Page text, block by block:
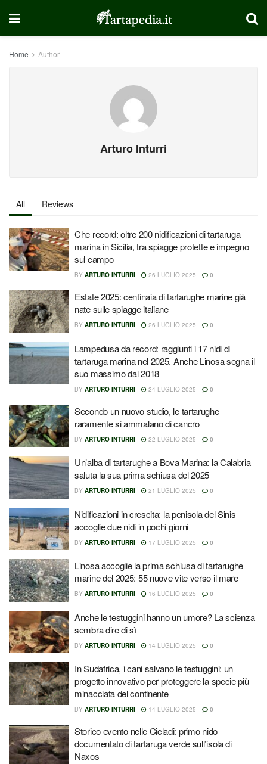
Home Author
Arturo Inturri
All Reviews
Che record: oltre 200 nidificazioni di tartaruga
marina in Sicilia, tra spiagge protette e impegno
sul campo
BY ARTURO INTURRI 26 LUGLIO 2025 0
Estate 2025: centinaia di tartarughe marine già
nate sulle spiagge italiane
BY ARTURO INTURRI 26 LUGLIO 2025 0
Lampedusa da record: raggiunti i 17 nidi di
tartaruga marina nel 2025. Anche Linosa segna il
suo massimo dal 2018
BY ARTURO INTURRI 24 LUGLIO 2025 0
Secondo un nuovo studio, le tartarughe
raramente si ammalano di cancro
BY ARTURO INTURRI 22 LUGLIO 2025 0
Un’alba di tartarughe a Bova Marina: la Calabria
saluta la sua prima schiusa del 2025
BY ARTURO INTURRI 21 LUGLIO 2025 0
Nidificazioni in crescita: la penisola del Sinis
accoglie due nidi in pochi giorni
BY ARTURO INTURRI 17 LUGLIO 2025 0
Linosa accoglie la prima schiusa di tartarughe
marine del 2025: 55 nuove vite verso il mare
BY ARTURO INTURRI 16 LUGLIO 2025 0
Anche le testuggini hanno un umore? La scienza
sembra dire di sì
BY ARTURO INTURRI 14 LUGLIO 2025 0
In Sudafrica, i cani salvano le testuggini: un
progetto innovativo per proteggere la specie più
minacciata del continente
BY ARTURO INTURRI 14 LUGLIO 2025 0
Storico evento nelle Cicladi: primo nido
documentato di tartaruga verde sull’isola di
Naxos